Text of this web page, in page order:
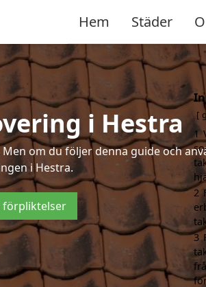
Hem Städer
i Hestra
om du följer denna guide och
i Hestra.
förpliktelser
1
2
3